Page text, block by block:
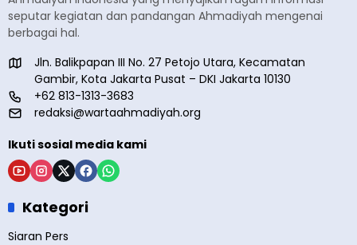
seputar kegiatan dan pandangan Ahmadiyah mengenai
berbagai hal.
Jln. Balikpapan III No. 27 Petojo Utara, Kecamatan
Gambir, Kota Jakarta Pusat – DKI Jakarta 10130
+62 813-1313-3683
redaksi@wartaahmadiyah.org
Ikuti sosial media kami
Kategori
Siaran Pers